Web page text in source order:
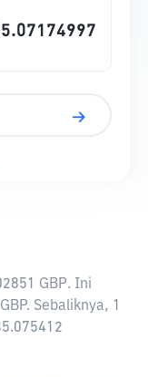
GBP. Ini
Sebaliknya, 1